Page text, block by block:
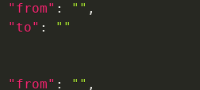
"from" : "" ,
"to" :
""
"from" : "" ,